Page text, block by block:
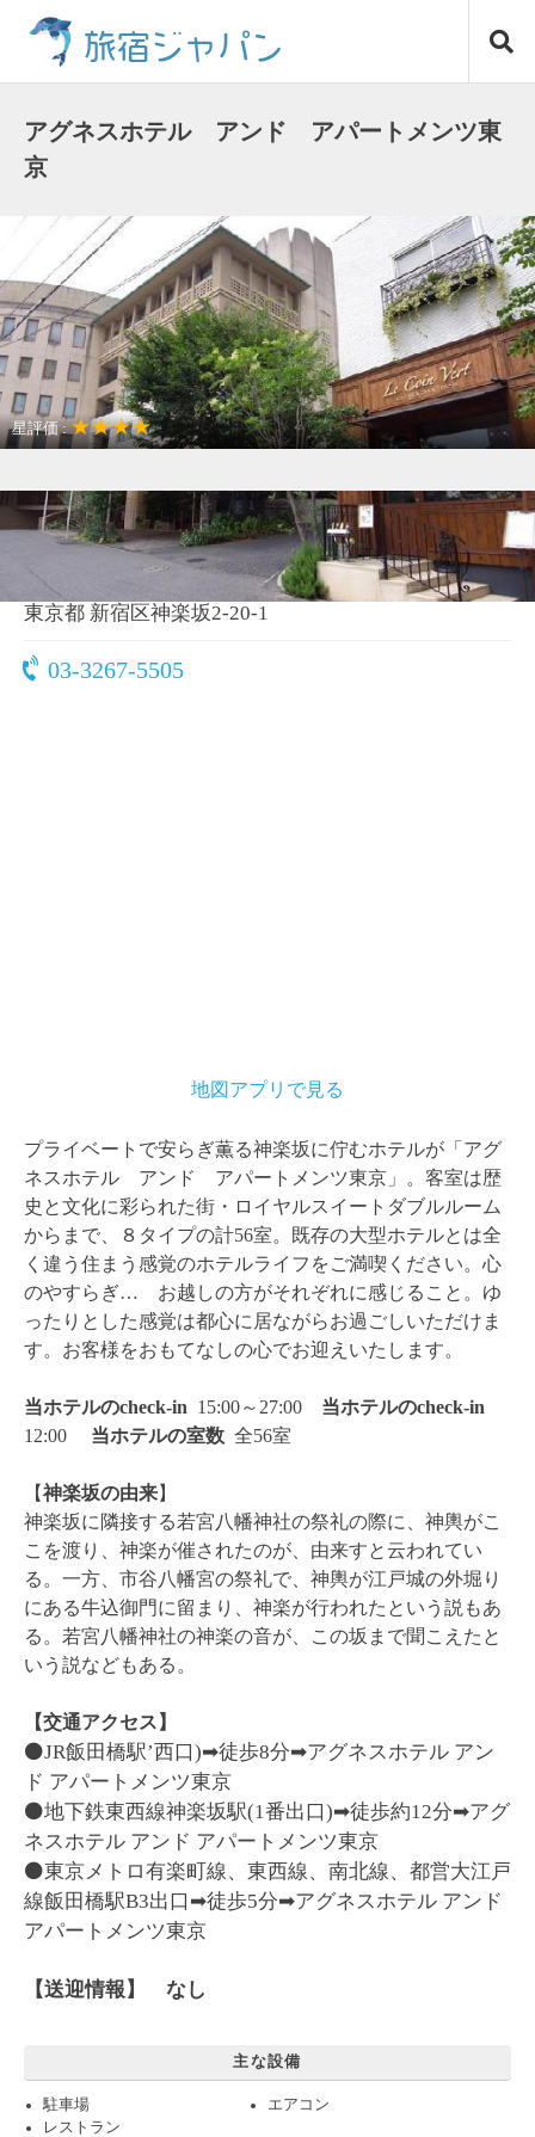
旅宿ジャパン
アグネスホテル アンド アパートメンツ東
京
星評価 :★★★★
アクセスが良い
〒162-0825
東京都 新宿区神楽坂2-20-1
03-3267-5505
地図アプリで見る
プライベートで安らぎ薫る神楽坂に佇むホテルが「アグ
ネスホテル アンド アパートメンツ東京」。客室は歴
史と文化に彩られた街・ロイヤルスイートダブルルーム
からまで、８タイプの計56室。既存の大型ホテルとは全
く違う住まう感覚のホテルライフをご満喫ください。心
のやすらぎ… お越しの方がそれぞれに感じること。ゆ
ったりとした感覚は都心に居ながらお過ごしいただけま
す。お客様をおもてなしの心でお迎えいたします。
当ホテルのcheck-in 15:00～27:00 当ホテルのcheck-in
12:00 当ホテルの室数 全56室
【神楽坂の由来】
神楽坂に隣接する若宮八幡神社の祭礼の際に、神輿がこ
こを渡り、神楽が催されたのが、由来すと云われてい
る。一方、市谷八幡宮の祭礼で、神輿が江戸城の外堀り
にある牛込御門に留まり、神楽が行われたという説もあ
る。若宮八幡神社の神楽の音が、この坂まで聞こえたと
いう説などもある。
【交通アクセス】
⚫JR飯田橋駅’西口)➡徒歩8分➡アグネスホテル アン
ド アパートメンツ東京
⚫地下鉄東西線神楽坂駅(1番出口)➡徒歩約12分➡アグ
ネスホテル アンド アパートメンツ東京
⚫東京メトロ有楽町線、東西線、南北線、都営大江戸
線飯田橋駅B3出口➡徒歩5分➡アグネスホテル アンド
アパートメンツ東京
【送迎情報】 なし
主な設備
駐車場
エアコン
レストラン